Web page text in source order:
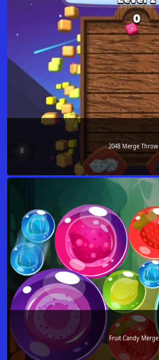
2048 Merge Throw
Fruit Candy Merge